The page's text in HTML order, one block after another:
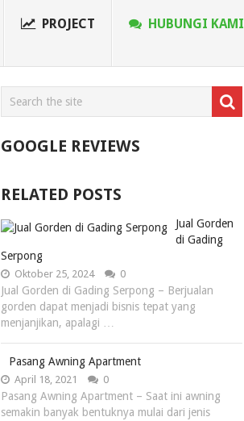
PROJECT HUBUNGI KAMI
GOOGLE REVIEWS
RELATED POSTS
Jual Gorden
di Gading
Serpong
Oktober 25, 2024 0
Jual Gorden di Gading Serpong – Berjualan
gorden dapat menjadi bisnis tepat yang
menjanjikan, apalagi …
Pasang Awning Apartment
April 18, 2021 0
Pasang Awning Apartment – Saat ini awning
semakin banyak bentuknya mulai dari jenis